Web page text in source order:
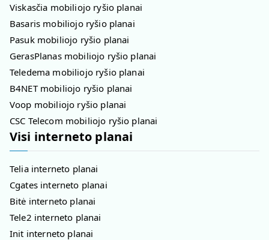
Viskasčia mobiliojo ryšio planai
Basaris mobiliojo ryšio planai
Pasuk mobiliojo ryšio planai
GerasPlanas mobiliojo ryšio planai
Teledema mobiliojo ryšio planai
B4NET mobiliojo ryšio planai
Voop mobiliojo ryšio planai
CSC Telecom mobiliojo ryšio planai
Visi interneto planai
Telia interneto planai
Cgates interneto planai
Bitė interneto planai
Tele2 interneto planai
Init interneto planai